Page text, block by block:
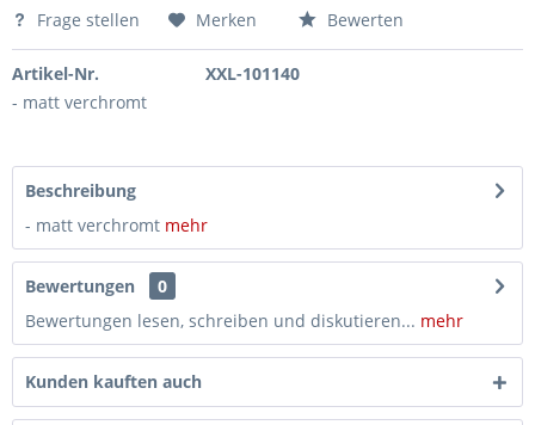
Frage stellen Merken Bewerten
Artikel-Nr.
XXL-101140
- matt verchromt
Beschreibung
- matt verchromt mehr
Bewertungen
0
Bewertungen lesen, schreiben und diskutieren... mehr
Kunden kauften auch